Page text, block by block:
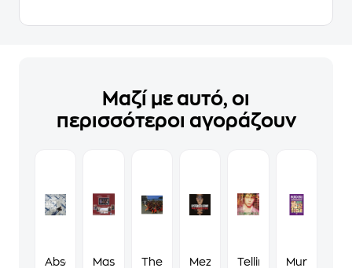
Μαζί με αυτό, οι
περισσότεροι αγοράζουν
AbsolutionMaster
The
MezmerizeTelling
Murdoku